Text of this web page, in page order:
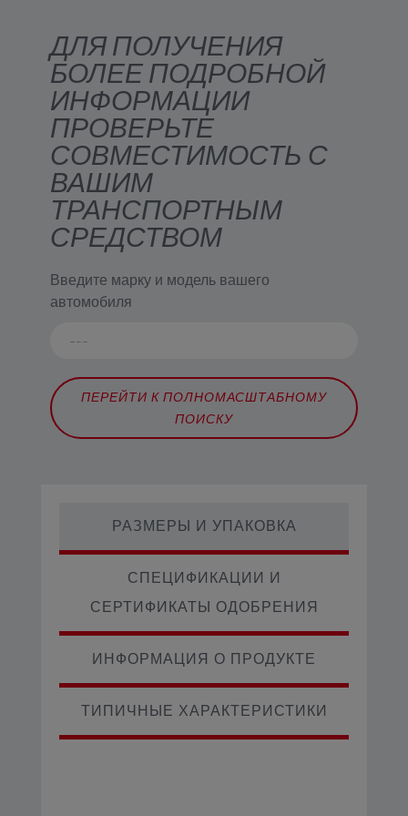
ДЛЯ ПОЛУЧЕНИЯ
БОЛЕЕ ПОДРОБНОЙ
ИНФОРМАЦИИ
ПРОВЕРЬТЕ
СОВМЕСТИМОСТЬ С
ВАШИМ
ТРАНСПОРТНЫМ
СРЕДСТВОМ
Введите марку и модель вашего
автомобиля
ПЕРЕЙТИ К ПОЛНОМАСШТАБНОМУ
ПОИСКУ
РАЗМЕРЫ И УПАКОВКА
СПЕЦИФИКАЦИИ И
СЕРТИФИКАТЫ ОДОБРЕНИЯ
ИНФОРМАЦИЯ О ПРОДУКТЕ
ТИПИЧНЫЕ ХАРАКТЕРИСТИКИ